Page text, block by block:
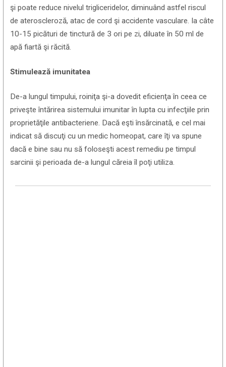
şi poate reduce nivelul trigliceridelor, diminuând astfel riscul
de ateroscleroză, atac de cord şi accidente vasculare. Ia câte
10-15 picături de tinctură de 3 ori pe zi, diluate în 50 ml de
apă fiartă şi răcită.
Stimulează imunitatea
De-a lungul timpului, roiniţa şi-a dovedit eficienţa în ceea ce
priveşte întărirea sistemului imunitar în lupta cu infecţiile prin
proprietăţile antibacteriene. Dacă eşti însărcinată, e cel mai
indicat să discuţi cu un medic homeopat, care îţi va spune
dacă e bine sau nu să foloseşti acest remediu pe timpul
sarcinii şi perioada de-a lungul căreia îl poţi utiliza.